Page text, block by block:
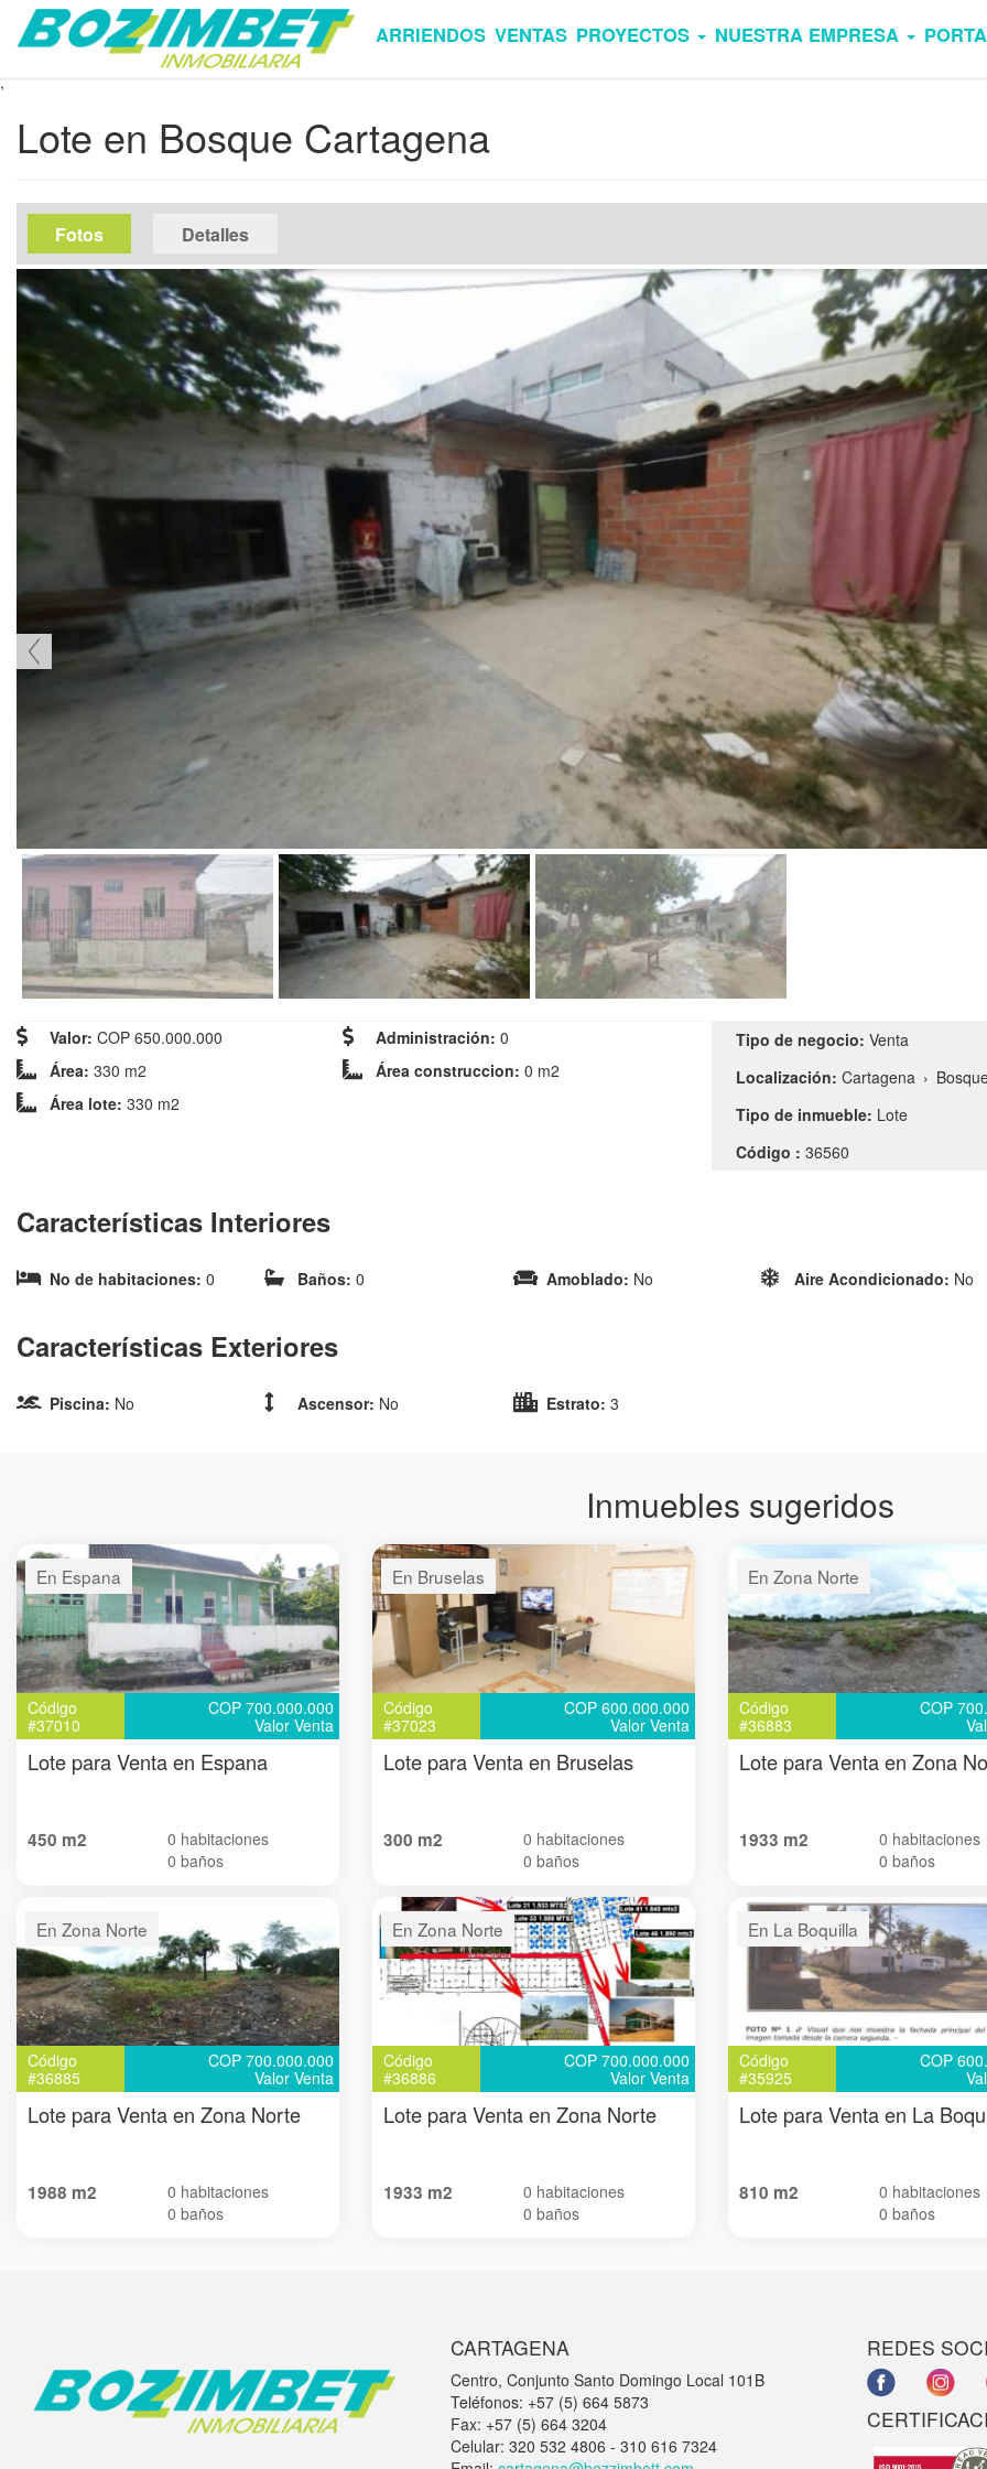
,
contenido
ARRIENDOS VENTAS PROYECTOS NUESTRA EMPRESA
Lote en Bosque Cartagena
media
Fotos
activa)
Detalles
Valor: COP 650.000.000 Administración: 0
Área: 330 m2 Área construccion: 0 m2
Área lote: 330 m2
Tipo de negocio: Venta
Localización: Cartagena ›
Tipo de inmueble: Lote
Código : 36560
Características Interiores
No de habitaciones: 0 Baños:0 Amoblado: No Aire Acondicionado: No
Características Exteriores
Piscina: No Ascensor: No Estrato: 3
Inmuebles sugeridos
En Espana
Código
#37010
COP 700.000.000
Valor Venta
Lote para Venta en Espana
450 m2
0 habitaciones
0 baños
En Bruselas
Código
#37023
COP 600.000.000
Valor Venta
Lote para Venta en Bruselas
300 m2
0 habitaciones
0 baños
En Zona Norte
Código
#36883
COP
Lote para Venta en Zona
1933 m2
0 habitaciones
0 baños
En Zona Norte
Código
#36885
COP 700.000.000
Valor Venta
Lote para Venta en Zona Norte
1988 m2
0 habitaciones
0 baños
En Zona Norte
Código
#36886
COP 700.000.000
Valor Venta
Lote para Venta en Zona Norte
1933 m2
0 habitaciones
0 baños
En La Boquilla
Código
#35925
COP
Lote para Venta en La
810 m2
0 habitaciones
0 baños
CARTAGENA
Centro, Conjunto Santo Domingo Local 101B
Teléfonos: +57 (5) 664 5873
Fax: +57 (5) 664 3204
Celular: 320 532 4806 - 310 616 7324
REDES